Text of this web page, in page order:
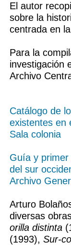
El autor
sobre la
centrada en
Para la
investigación
Archivo
Catálogo de
existentes en
Sala colonia
Guía y
del sur
Archivo
Arturo
diversas
orilla distinta
(1993), Sur-